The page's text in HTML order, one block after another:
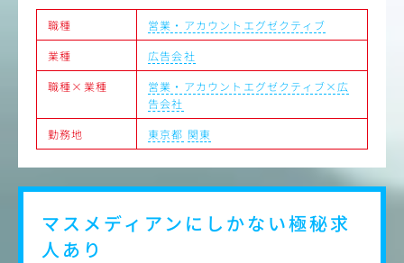
職種
営業・アカウントエグゼクティブ
業種
広告会社
職種×業種
営業・アカウントエグゼクティブ×広
告会社
勤務地
東京都 関東
マスメディアンにしかない極秘求
人あり